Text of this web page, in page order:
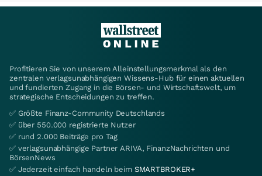
Profitieren Sie von unserem Alleinstellungsmerkmal als den
zentralen verlagsunabhängigen Wissens-Hub für einen aktuellen
und fundierten Zugang in die Börsen- und Wirtschaftswelt, um
strategische Entscheidungen zu treffen.
✅ Größte Finanz-Community Deutschlands
✅ über 550.000 registrierte Nutzer
✅ rund 2.000 Beiträge pro Tag
✅ verlagsunabhängige Partner ARIVA, FinanzNachrichten und
BörsenNews
✅ Jederzeit einfach handeln beim SMARTBROKER+